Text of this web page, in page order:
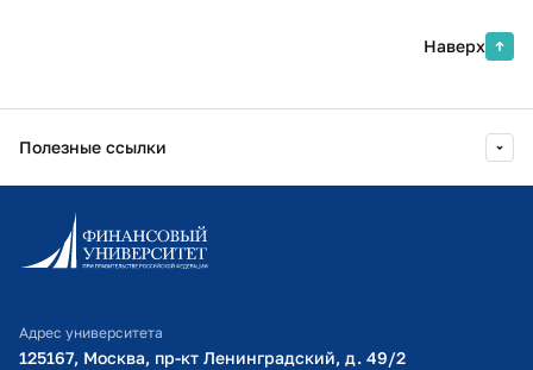
Наверх
Полезные ссылки
Информационно-образовательный портал
Личный кабинет поступающего
Оплата обучения
Адрес университета
125167, Москва, пр-кт Ленинградский, д. 49/2​